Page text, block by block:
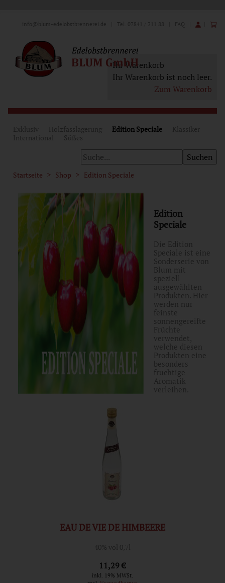
info@blum-edelobstbrennerei.de | Tel. 07841 / 211 88 | FAQ
Ihr Warenkorb
Ihr Warenkorb ist noch leer.
Zum Warenkorb
Exklusiv Holzfasslagerung Edition Speciale
Klassiker
International
Süßes
Startseite Shop Edition Speciale
Edition
Speciale
Die Edition
Speciale ist eine
Sonderserie von
Blum mit
speziell
ausgewählten
Produkten. Hier
werden nur
feinste
sonnengereifte
Früchte
verwendet,
welche diesen
Produkten eine
besonders
fruchtige
Aromatik
verleihen.
EAU DE VIE DE HIMBEERE
40% vol 0,7l
11,29 €
inkl. 19% MWSt.